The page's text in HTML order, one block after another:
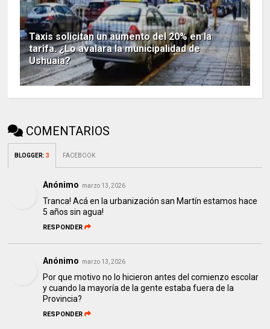
Taxis solicitan un aumento del 20% en la
tarifa. ¿Lo avalara la municipalidad de
Ushuaia?
COMENTARIOS
BLOGGER:3 FACEBOOK
Anónimo marzo 13, 2026
Tranca! Acá en la urbanización san Martín estamos hace
5 años sin agua!
RESPONDER
Anónimo marzo 13, 2026
Por que motivo no lo hicieron antes del comienzo escolar
y cuando la mayoría de la gente estaba fuera de la
Provincia?
RESPONDER